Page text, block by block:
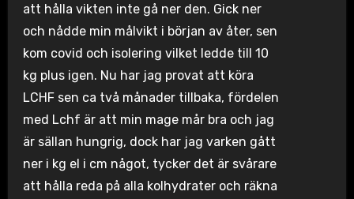
att hålla vikten inte gå ner den. Gick ner
och nådde min målvikt i början av åter, sen
kom covid och isolering vilket ledde till 10
kg plus igen. Nu har jag provat att köra
LCHF sen ca två månader tillbaka, fördelen
med Lchf är att min mage mår bra och jag
är sällan hungrig, dock har jag varken gått
ner i kg el i cm något, tycker det är svårare
att hålla reda på alla kolhydrater och räkna